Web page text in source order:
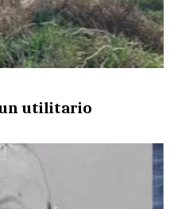
un utilitario